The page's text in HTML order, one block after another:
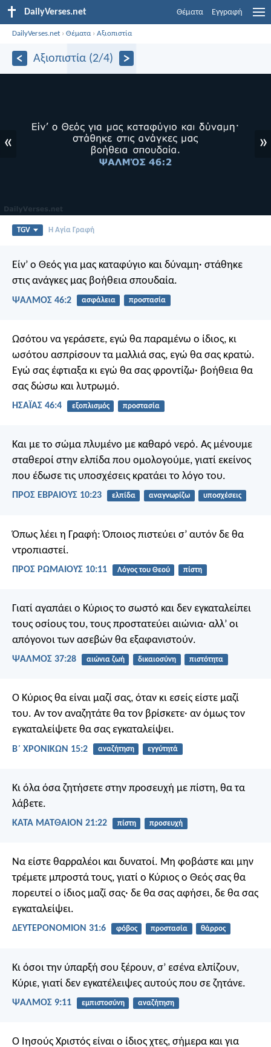
DailyVerses.net Θέματα Εγγραφή
DailyVerses.net ›Θέματα›Αξιοπιστία
Αξιοπιστία (2/4)
« »
TGV Η Αγία Γραφή
Είν’ ο Θεός για μας καταφύγιο και δύναμη· στάθηκε
στις ανάγκες μας βοήθεια σπουδαία.
ΨΑΛΜΌΣ 46:2 ασφάλεια προστασία
Ωσότου να γεράσετε, εγώ θα παραμένω ο ίδιος, κι
ωσότου ασπρίσουν τα μαλλιά σας, εγώ θα σας κρατώ.
Εγώ σας έφτιαξα κι εγώ θα σας φροντίζω· βοήθεια θα
σας δώσω και λυτρωμό.
ΗΣΑΪΑΣ 46:4 εξοπλισμός προστασία
Και με το σώμα πλυμένο με καθαρό νερό. Ας μένουμε
σταθεροί στην ελπίδα που ομολογούμε, γιατί εκείνος
που έδωσε τις υποσχέσεις κρατάει το λόγο του.
ΠΡΟΣ ΕΒΡΑΙΟΥΣ 10:23 ελπίδα αναγνωρίζω υποσχέσεις
Όπως λέει η Γραφή: Όποιος πιστεύει σ’ αυτόν δε θα
ντροπιαστεί.
ΠΡΟΣ ΡΩΜΑΙΟΥΣ 10:11 Λόγος του Θεού πίστη
Γιατί αγαπάει ο Κύριος το σωστό και δεν εγκαταλείπει
τους οσίους του,τους προστατεύει αιώνια· αλλ’ οι
απόγονοι των ασεβών θα εξαφανιστούν.
ΨΑΛΜΌΣ 37:28 αιώνια ζωή δικαιοσύνη πιστότητα
Ο Κύριος θα είναι μαζί σας, όταν κι εσείς είστε μαζί
του. Αν τον αναζητάτε θα τον βρίσκετε· αν όμως τον
εγκαταλείψετε θα σας εγκαταλείψει.
Β΄ ΧΡΟΝΙΚΩΝ 15:2 αναζήτηση εγγύτητά
Κι όλα όσα ζητήσετε στην προσευχή με πίστη, θα τα
λάβετε.
ΚΑΤΑ ΜΑΤΘΑΙΟΝ 21:22 πίστη προσευχή
Να είστε θαρραλέοι και δυνατοί. Μη φοβάστε και μην
τρέμετε μπροστά τους, γιατί ο Κύριος ο Θεός σας θα
πορευτεί ο ίδιος μαζί σας· δε θα σας αφήσει, δε θα σας
εγκαταλείψει.
ΔΕΥΤΕΡΟΝΟΜΙΟΝ 31:6 φόβος προστασία θάρρος
Κι όσοι την ύπαρξή σου ξέρουν, σ’ εσένα ελπίζουν,
Κύριε, γιατί δεν εγκατέλειψες αυτούς που σε ζητάνε.
ΨΑΛΜΌΣ 9:11 εμπιστοσύνη αναζήτηση
Ο Ιησούς Χριστός είναι ο ίδιος χτες, σήμερα και για